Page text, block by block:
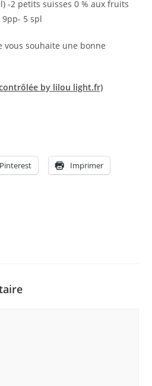
-2 petits suisses 0 % aux fruits
9pp- 5 spl
vous souhaite une bonne
by lilou light.fr)
Pinterest Imprimer